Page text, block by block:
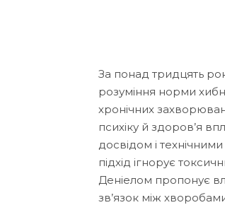
За понад тридцять
розуміння норми
хронічних
психіку й здоров’я
досвідом і
підхід ігнорує
Деніелом пропонує
зв’язок між